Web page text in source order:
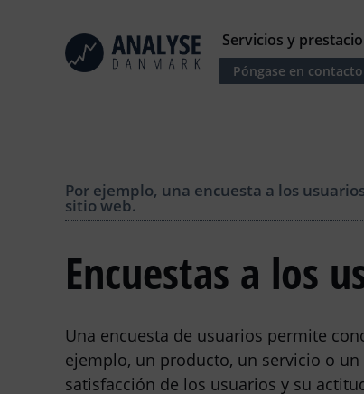
contenido
Servicios y
Póngase en
Por ejemplo, una encuesta a los
sitio web.
Encuestas a los
Una encuesta de usuarios permite
ejemplo, un producto, un servicio o
satisfacción de los usuarios y su